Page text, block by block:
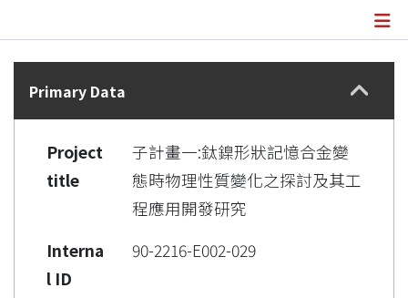
Details
Primary Data
Project
title
子計畫一:鈦鎳形狀記憶合金變
態時物理性質變化之探討及其工
程應用開發研究
Interna
l ID
90-2216-E002-029